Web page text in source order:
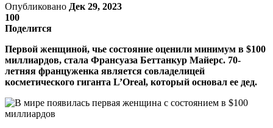
Опубликовано Дек 29, 2023
100
Поделится
Первой женщиной, чье состояние оценили минимум в $100
миллиардов, стала Франсуаза Беттанкур Майерс. 70-
летняя француженка является совладелицей
косметического гиганта L’Oreal, который основал ее дед.